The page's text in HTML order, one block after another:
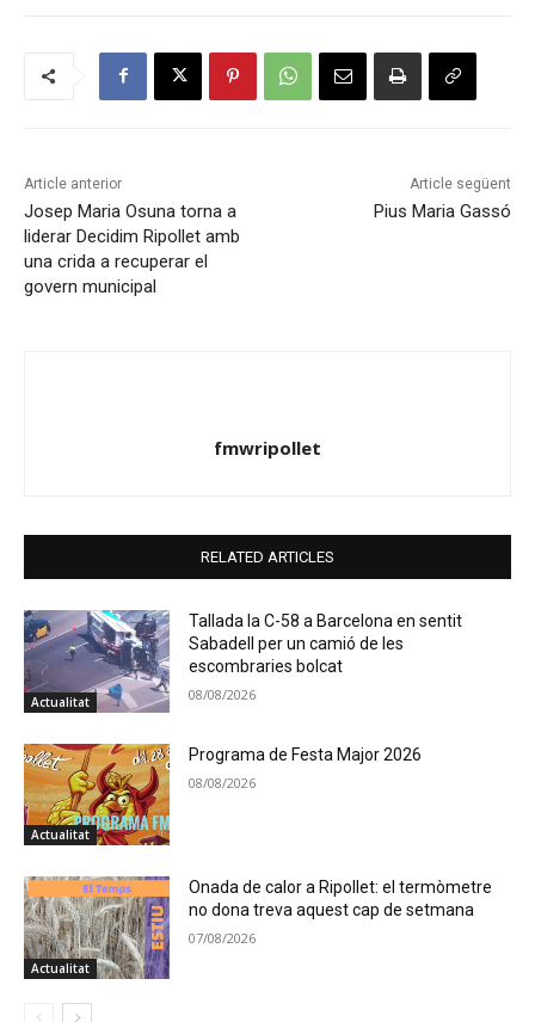
Article anterior
Josep Maria Osuna torna a
liderar Decidim Ripollet amb
una crida a recuperar el
govern municipal
Article següent
Pius Maria Gassó
fmwripollet
RELATED ARTICLES
Actualitat
Tallada la C-58 a Barcelona en sentit
Sabadell per un camió de les
escombraries bolcat
08/08/2026
Actualitat
Programa de Festa Major 2026
08/08/2026
Actualitat
Onada de calor a Ripollet: el termòmetre
no dona treva aquest cap de setmana
07/08/2026